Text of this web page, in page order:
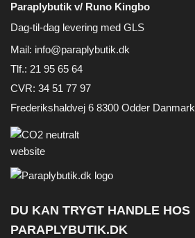
Paraplybutik v/ Runo Kingbo
Dag-til-dag levering med GLS
Mail: info@paraplybutik.dk
Tlf.: 21 95 65 64
CVR: 34 51 77 97
Frederikshaldvej 6 8300 Odder Danmark
DU KAN TRYGT HANDLE HOS
PARAPLYBUTIK.DK